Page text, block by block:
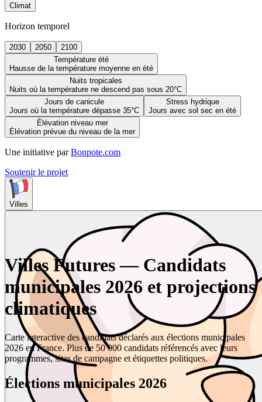
Climat
Horizon temporel
2030 2050
2100
Température été
Hausse de la température moyenne en été
Nuits tropicales
Nuits où la température ne descend pas sous 20°C
Jours de canicule
Jours où la température dépasse 35°C
Stress hydrique
Jours avec sol sec en été
Élévation niveau mer
Élévation prévue du niveau de la mer
Une initiative par Bonpote.com
Soutenir le projet
Villes
Villes Futures — Candidats
municipales 2026 et projections
climatiques
Carte interactive des candidats déclarés aux élections municipales
2026 en France. Plus de 50 000 candidats référencés avec leurs
programmes, sites de campagne et étiquettes politiques.
Élections municipales 2026